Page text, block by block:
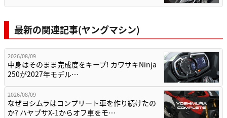
最新の関連記事(ヤングマシン)
2026/08/09
中身はそのまま完成度をキープ! カワサキNinja
250が2027年モデル…
2026/08/09
なぜヨシムラはコンプリート車を作り続けたの
か? ハヤブサX-1からオフ車をモ…